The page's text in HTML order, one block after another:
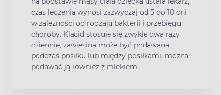
czas leczenia wynosi zazwyczaj od 5 do 10 dni
w zależności od rodzaju bakterii i przebiegu
choroby. Klacid stosuje się zwykle dwa razy
dziennie, zawiesina może być podawana
podczas posiłku lub między posiłkami, można
podawać ją również z mlekiem.